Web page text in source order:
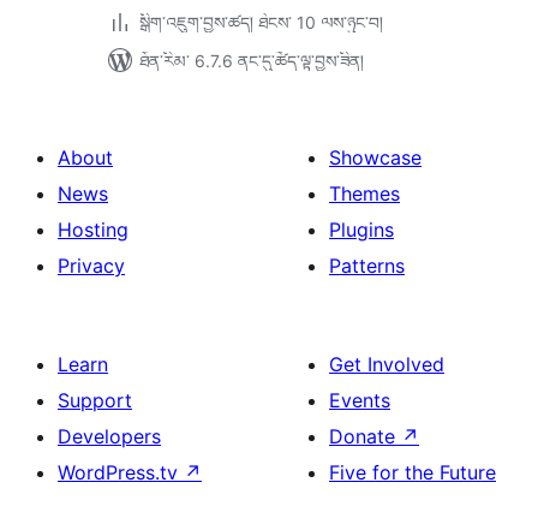
སྒྲིག་འཇུག་བྱས་ཚད། ཐེངས་ 10 ལས་ཉུང་བ།
ཐོན་རིམ་ 6.7.6 ནང་དུ་ཚོད་ལྟ་བྱས་ཟིན།
About
News
Hosting
Privacy
Showcase
Themes
Plugins
Patterns
Learn
Support
Developers
WordPress.tv ↗
Get Involved
Events
Donate ↗
Five for the Future